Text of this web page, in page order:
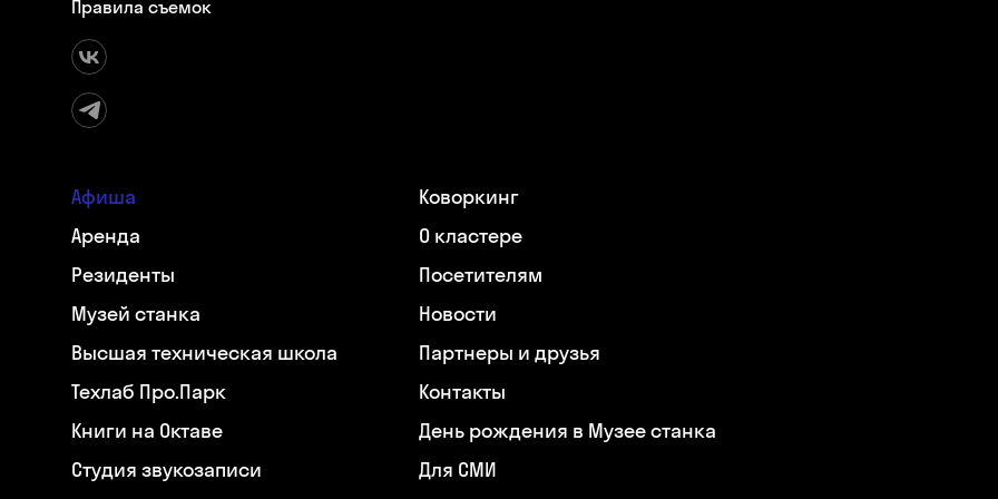
Правила съемок
Афиша
Аренда
Резиденты
Музей станка
Высшая техническая школа
Техлаб Про.Парк
Книги на Октаве
Студия звукозаписи
Коворкинг
О кластере
Посетителям
Новости
Партнеры и друзья
Контакты
День рождения в Музее станка
Для СМИ